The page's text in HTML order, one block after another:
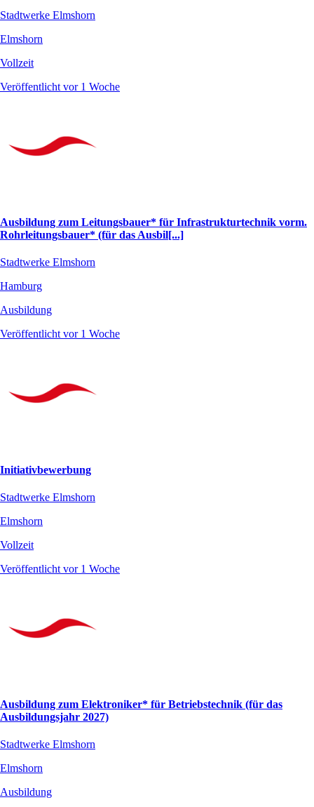
Stadtwerke Elmshorn
Elmshorn
Vollzeit
Veröffentlicht vor 1 Woche
Ausbildung zum Leitungsbauer* für Infrastrukturtechnik vorm.
Rohrleitungsbauer* (für das Ausbil[...]
Stadtwerke Elmshorn
Hamburg
Ausbildung
Veröffentlicht vor 1 Woche
Initiativbewerbung
Stadtwerke Elmshorn
Elmshorn
Vollzeit
Veröffentlicht vor 1 Woche
Ausbildung zum Elektroniker* für Betriebstechnik (für das
Ausbildungsjahr 2027)
Stadtwerke Elmshorn
Elmshorn
Ausbildung